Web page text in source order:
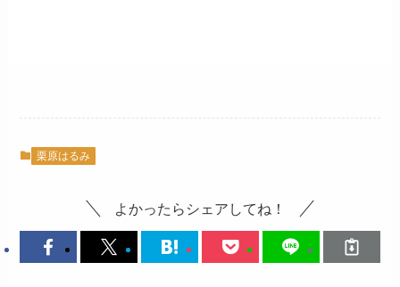
栗原はるみ
よかったらシェアしてね！